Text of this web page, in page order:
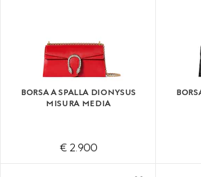
BORSA A SPALLA DIONYSUS
MISURA MEDIA
€ 2.900